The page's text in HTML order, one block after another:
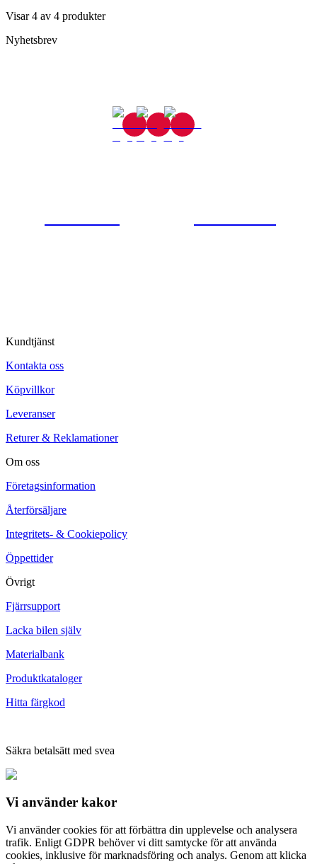
Visar4 av 4 produkter
Nyhetsbrev
Kundtjänst
Kontakta oss
Köpvillkor
Leveranser
Returer & Reklamationer
Om oss
Företagsinformation
Återförsäljare
Integritets- & Cookiepolicy
Öppettider
Övrigt
Fjärrsupport
Lacka bilen själv
Materialbank
Produktkataloger
Hitta färgkod
Säkra betalsätt med svea
Vi använder kakor
Vi använder cookies för att förbättra din upplevelse och analysera
trafik. Enligt GDPR behöver vi ditt samtycke för att använda
cookies, inklusive för marknadsföring och analys. Genom att klicka